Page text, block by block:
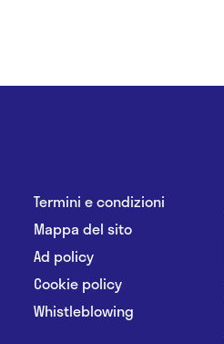
Termini e condizioni
Mappa del sito
Ad policy
Cookie policy
Whistleblowing